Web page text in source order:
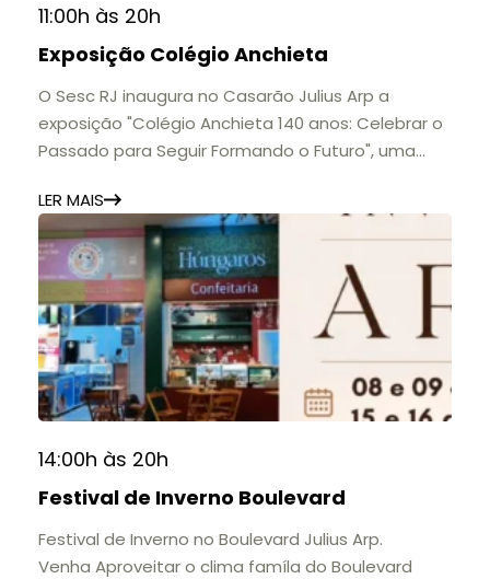
11:00h às 20h
Exposição Colégio Anchieta
O Sesc RJ inaugura no Casarão Julius Arp a
exposição "Colégio Anchieta 140 anos: Celebrar o
Passado para Seguir Formando o Futuro", uma
importantes instituições de ensino de Nova
Friburgo e do Brasil.
A mostra convida o público a conhecer o legado
do Colégio Anchieta por meio de documentos,
histórias e marcos que evidenciam sua
contribuição para a educação, a cultura e a
formação de gerações.
📍 Casarão Julius Arp
📅 Até 30 de setembro
11h às 17h
🎟️ Entrada gratuita.
LER MAIS
14:00h às 20h
Festival de Inverno Boulevard
Festival de Inverno no Boulevard Julius Arp.
Venha Aproveitar o clima famíla do Boulevard